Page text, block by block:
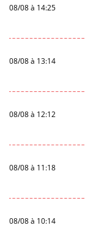
08/08 à 14:25
08/08 à 13:14
08/08 à 12:12
08/08 à 11:18
08/08 à 10:14